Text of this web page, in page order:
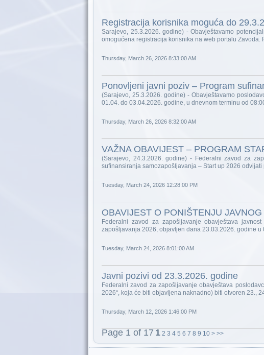
Registracija korisnika moguća do
Sarajevo, 25.3.2026. godine) - Obavještavamo
omogućena registracija korisnika na web portalu Zavoda.
Thursday, March 26, 2026 8:33:00 AM
Ponovljeni javni poziv – Program
(Sarajevo, 25.3.2026. godine) - Obavještavamo
01.04. do 03.04.2026. godine, u dnevnom terminu od
Thursday, March 26, 2026 8:32:00 AM
VAŽNA OBAVIJEST – PROGRAM
(Sarajevo, 24.3.2026. godine) - Federalni zavod za
sufinansiranja samozapošljavanja – Start up 2026
Tuesday, March 24, 2026 12:28:00 PM
OBAVIJEST O PONIŠTENJU
Federalni zavod za zapošljavanje obavještava
zapošljavanja 2026, objavljen dana 23.03.2026. godine u
Tuesday, March 24, 2026 8:01:00 AM
Javni pozivi od 23.3.2026. godine
Federalni zavod za zapošljavanje obavještava
2026“, koja će biti objavljena naknadno) biti otvoren 23.,
Thursday, March 12, 2026 1:46:00 PM
Page 1 of 17 1 2 3 4 5 6 7 8 9 10 > >>